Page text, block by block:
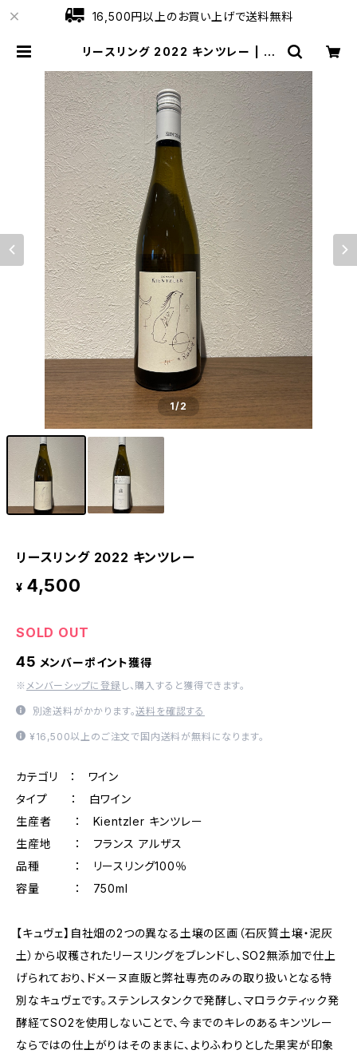
16,500円以上のお買い上げで送料無料
リースリング 2022 キンツレー | ワ
1/2
リースリング 2022 キンツレー
¥ 4,500
SOLD OUT
45 メンバーポイント獲得
※ メンバーシップに登録 し、購入すると獲得できます。
別途送料がかかります。送料を確認する
¥16,500以上のご注文で国内送料が無料になります。
カテゴリ ： ワイン
タイプ ： 白ワイン
生産者 ： Kientzler キンツレー
生産地 ： フランス アルザス
品種 ： リースリング100％
容量 ： 750ml
【キュヴェ】自社畑の2つの異なる土壌の区画（石灰質土壌・泥灰
土）から収穫されたリースリングをブレンドし、SO2無添加で仕上
げられており、ドメーヌ直販と弊社専売のみの取り扱いとなる特
別なキュヴェです。ステンレスタンクで発酵し、マロラクティック発
酵経てSO2を使用しないことで、今までのキレのあるキンツレー
ならではの仕上がりはそのままに、よりふわりとした果実が印象